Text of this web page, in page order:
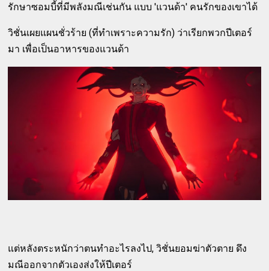
รักษาซอมบี้ที่มีพลังมณีเช่นกัน แบบ 'แวนด้า' คนรักของเขาได้
วิชั่นเผยแผนชั่วร้าย (ที่ทำเพราะความรัก) ว่าเรียกพวกปีเตอร์
มา เพื่อเป็นอาหารของแวนด้า
แต่หลังตระหนักว่าตนทำอะไรลงไป, วิชั่นยอมฆ่าตัวตาย ดึง
มณีออกจากตัวเองส่งให้ปีเตอร์